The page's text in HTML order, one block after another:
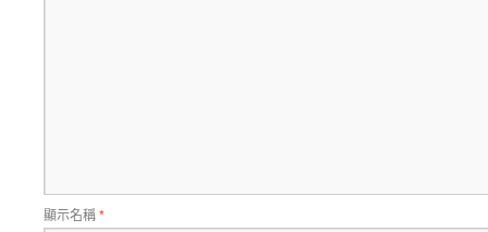
顯示名稱*